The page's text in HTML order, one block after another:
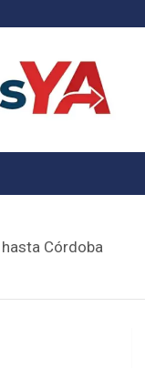
Córdoba